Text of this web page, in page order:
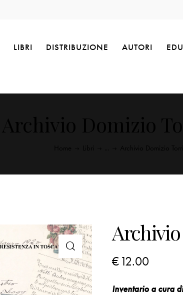
LIBRI DISTRIBUZIONE AUTORI
€12.00
Inventario a cura